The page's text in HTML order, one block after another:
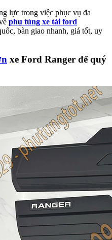
lực trong việc phục vụ đa
phụ tùng xe tải ford
bàn giao nhanh, giá tốt, uy
xe Ford Ranger để quý